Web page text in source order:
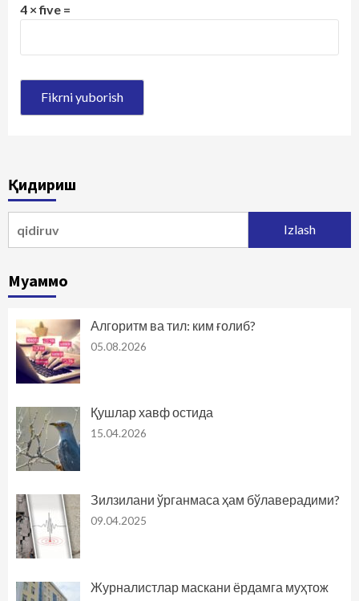
4 × five =
Қидириш
Муаммо
Алгоритм ва тил: ким ғолиб?
05.08.2026
Қушлар хавф остида
15.04.2026
Зилзилани ўрганмаса ҳам бўлаверадими?
09.04.2025
Журналистлар маскани ёрдамга муҳтож